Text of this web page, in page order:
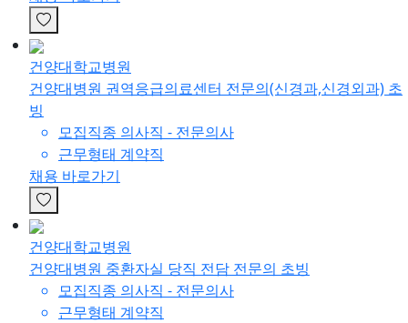
건양대학교병원
건양대병원 권역응급의료센터 전문의(신경과,신경외과) 초
빙
모집직종 의사직 - 전문의사
근무형태 계약직
채용 바로가기
건양대학교병원
건양대병원 중환자실 당직 전담 전문의 초빙
모집직종 의사직 - 전문의사
근무형태 계약직